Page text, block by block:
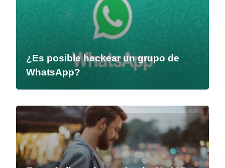
¿Es posible hackear un grupo de
WhatsApp?